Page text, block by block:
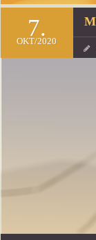
7.
OKT/2020